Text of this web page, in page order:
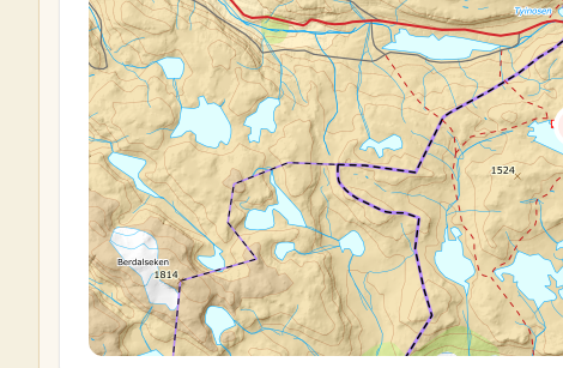
Fra midten av oktober til 15.februar,les mer om
Utstyr
Hytta har det du trenger av utstyr for matlaging
kjøkkenutstyr, dekketøy og sengeklær. I tillegg
proviantrommet. Det er ikke strøm på hytta,
Vann hentes i nærmeste bekk/vann. Gjestene
oppvask, vask av gulv, og ellers rydding av
alltid brukes ved overnatting. Oppslag med
Les vår guide:slik bruker du en selv- eller
Oppskriftshefte basert på proviantlageret
I et nytt prosjekt har vi i DNT jobbet med å